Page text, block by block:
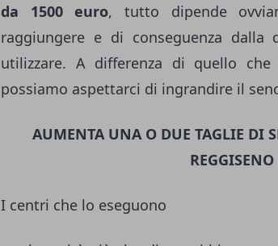
da 1500 euro, tutto dipende
raggiungere e di conseguenza
utilizzare. A differenza di quello
possiamo aspettarci di ingrandire il
AUMENTA UNA O DUE TAGLIE DI
I centri che lo eseguono